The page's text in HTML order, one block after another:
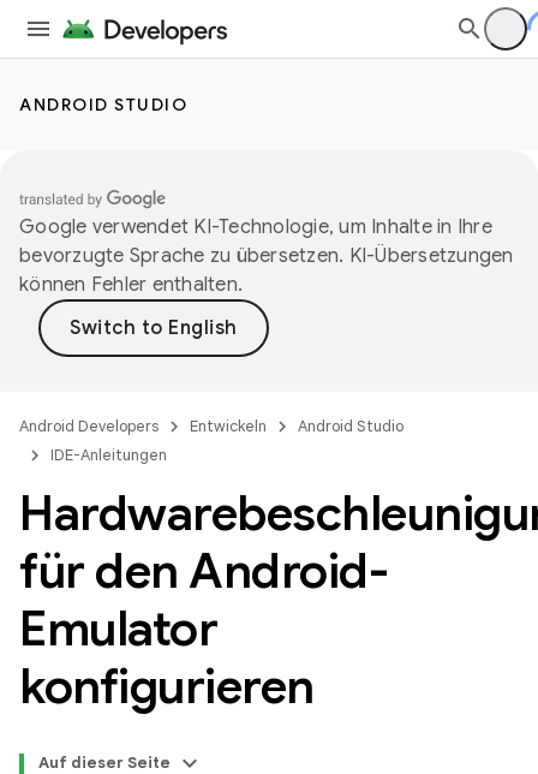
ANDROID STUDIO
Google verwendet KI-Technologie, um Inhalte in Ihre
bevorzugte Sprache zu übersetzen. KI-Übersetzungen
können Fehler enthalten.
Android Developers Entwickeln
Android Studio
IDE-Anleitungen
für den Android-
Emulator
konfigurieren
Auf dieser Seite